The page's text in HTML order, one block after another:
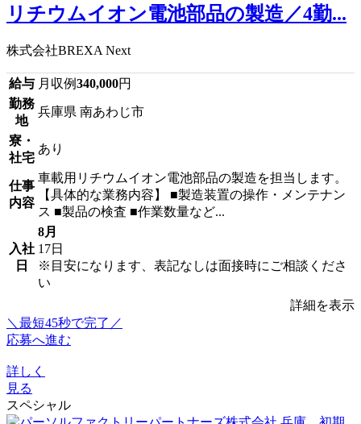
リチウムイオン電池部品の製造／4勤...
株式会社BREXA Next
給与 月収例340,000円
勤務
地
兵庫県 南あわじ市
寮・
社宅
あり
仕事
内容
車載用リチウムイオン電池部品の製造を担当します。
【具体的な業務内容】 ■製造装置の操作・メンテナン
ス ■製品の検査 ■作業数量など...
入社
日
8月
17日
※目安になります、表記なしは面接時にご相談くださ
い
詳細を表示
＼最短45秒で完了／
応募へ進む
詳しく
見る
スペシャル